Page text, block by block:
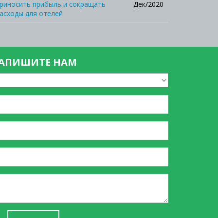
прибыль и сокращать
для отелей
Дек/2020
НАМ
*
*